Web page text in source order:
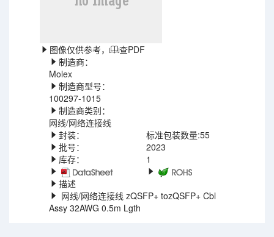
图像仅供参考，
查PDF
制造商：
Molex
制造商型号：
100297-1015
制造商类别：
网线/网络连接线
封装：
标准包装数量:55
批号：
2023
库存：
1
描述
网线/网络连接线 zQSFP+ tozQSFP+ Cbl
Assy 32AWG 0.5m Lgth